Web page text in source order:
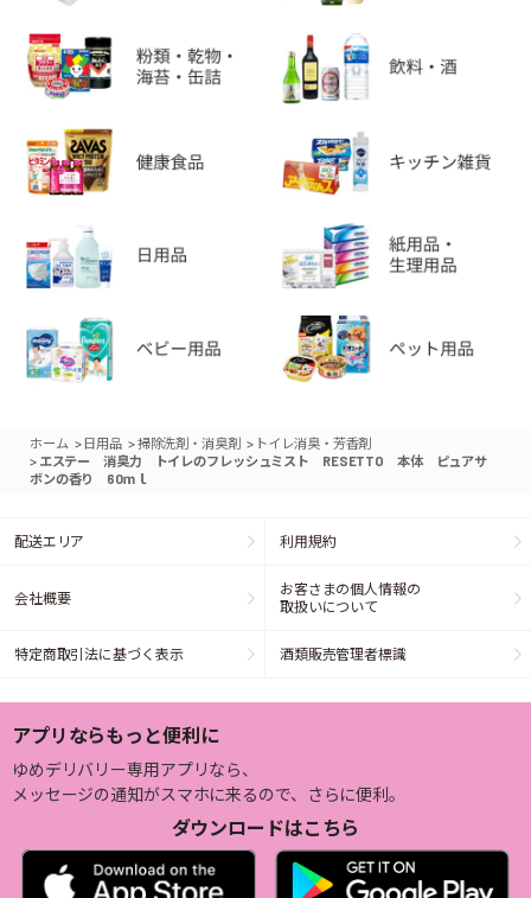
ホーム > 日用品 >掃除洗剤・消臭剤 > トイレ消臭・芳香剤
> エステー 消臭力 トイレのフレッシュミスト RESETTO 本体 ピュアサ
ボンの香り 60ｍｌ
配送エリア 利用規約
会社概要
お客さまの個人情報の
取扱いについて
特定商取引法に基づく表示 酒類販売管理者標識
アプリならもっと便利に
ゆめデリバリー専用アプリなら、
メッセージの通知がスマホに来るので、さらに便利。
ダウンロードはこちら